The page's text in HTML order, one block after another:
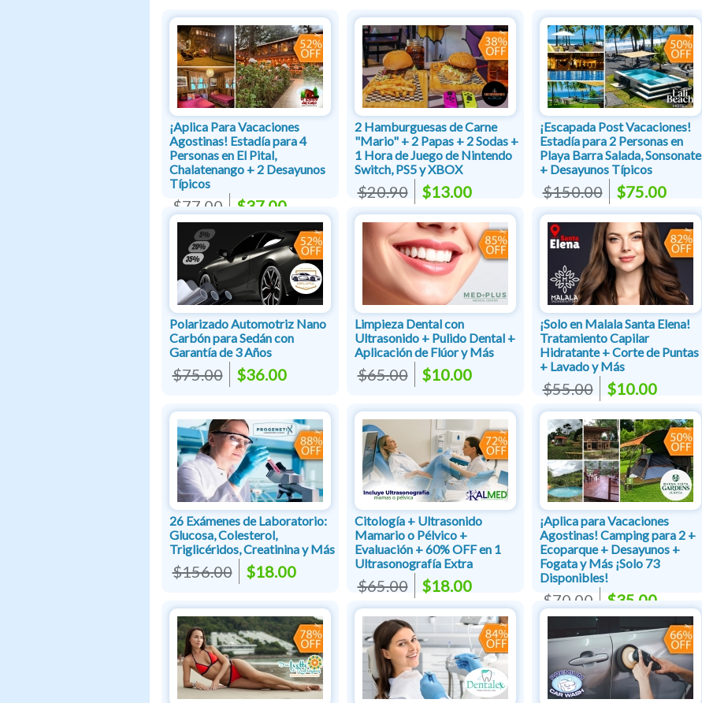
¡Aplica Para Vacaciones
Agostinas! Estadía para 4
Personas en El Pital,
Chalatenango + 2 Desayunos
Típicos
$77.00 $37.00
2 Hamburguesas de Carne
"Mario" + 2 Papas + 2 Sodas +
1 Hora de Juego de Nintendo
Switch, PS5 y XBOX
$20.90 $13.00
¡Escapada Post Vacaciones!
Estadía para 2 Personas en
Playa Barra Salada, Sonsonate
+ Desayunos Típicos
$150.00 $75.00
Polarizado Automotriz Nano
Carbón para Sedán con
Garantía de 3 Años
$75.00 $36.00
Limpieza Dental con
Ultrasonido + Pulido Dental +
Aplicación de Flúor y Más
$65.00 $10.00
¡Solo en Malala Santa Elena!
Tratamiento Capilar
Hidratante + Corte de Puntas
+ Lavado y Más
$55.00 $10.00
26 Exámenes de Laboratorio:
Glucosa, Colesterol,
Triglicéridos, Creatinina y Más
$156.00 $18.00
Citología + Ultrasonido
Mamario o Pélvico +
Evaluación + 60% OFF en 1
Ultrasonografía Extra
$65.00 $18.00
¡Aplica para Vacaciones
Agostinas! Camping para 2 +
Ecoparque + Desayunos +
Fogata y Más ¡Solo 73
Disponibles!
$70.00 $35.00